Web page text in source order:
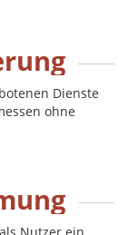
Dienste
ohne